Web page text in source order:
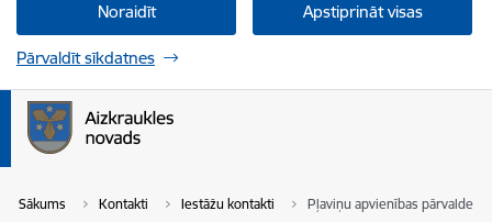
Noraidīt Apstiprināt visas
Pārvaldīt sīkdatnes
Sākums Kontakti Iestāžu kontakti Pļaviņu apvienības pārvalde